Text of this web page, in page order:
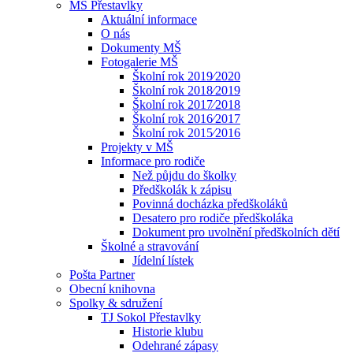
MŠ Přestavlky
Aktuální informace
O nás
Dokumenty MŠ
Fotogalerie MŠ
Školní rok 2019⁄2020
Školní rok 2018⁄2019
Školní rok 2017⁄2018
Školní rok 2016⁄2017
Školní rok 2015⁄2016
Projekty v MŠ
Informace pro rodiče
Než půjdu do školky
Předškolák k zápisu
Povinná docházka předškoláků
Desatero pro rodiče předškoláka
Dokument pro uvolnění předškolních dětí
Školné a stravování
Jídelní lístek
Pošta Partner
Obecní knihovna
Spolky & sdružení
TJ Sokol Přestavlky
Historie klubu
Odehrané zápasy